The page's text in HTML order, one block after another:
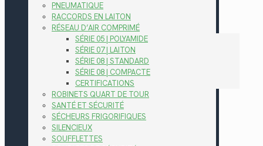
PNEUMATIQUE
RACCORDS EN LAITON
RÉSEAU D’AIR COMPRIMÉ
SÉRIE 05 | POLYAMIDE
SÉRIE 07 | LAITON
SÉRIE 08 | STANDARD
SÉRIE 08 | COMPACTE
CERTIFICATIONS
ROBINETS QUART DE TOUR
SANTÉ ET SÉCURITÉ
SÉCHEURS FRIGORIFIQUES
SILENCIEUX
SOUFFLETTES